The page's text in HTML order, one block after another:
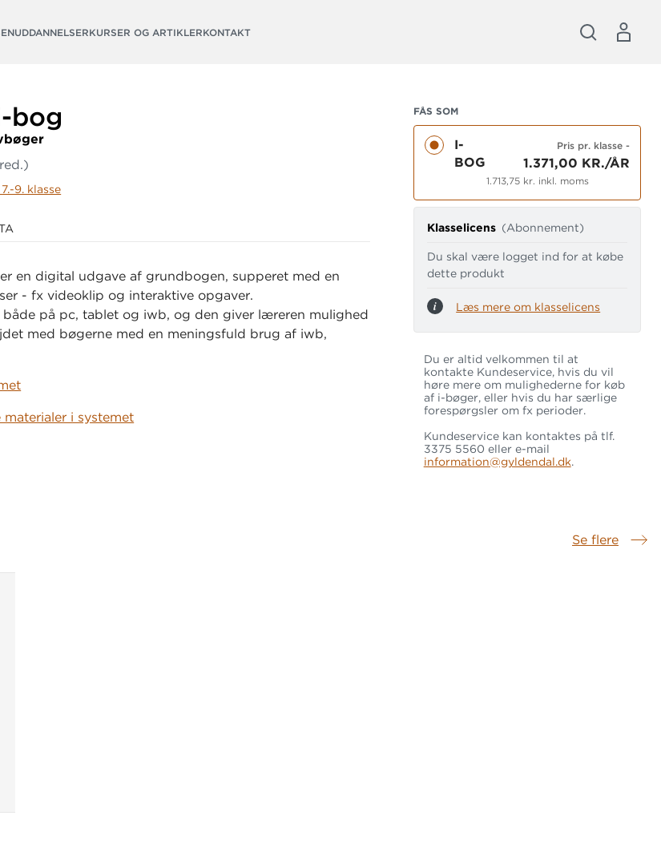
KURSER OG ARTIKLERKONTAKT
bog
9. klasse
en digital udgave af grundbogen, supperet med en
- fx videoklip og interaktive opgaver.
på pc, tablet og iwb, og den giver læreren mulighed
med bøgerne med en meningsfuld brug af iwb,
materialer i systemet
FÅS SOM
I-
BOG
Pris pr. klasse -
1.371,00 KR./ÅR
1.713,75 kr. inkl. moms
Klasselicens (Abonnement)
Du skal være logget ind for at købe
dette produkt
Læs mere om klasselicens
Du er altid velkommen til at
kontakte Kundeservice, hvis du vil
høre mere om mulighederne for køb
af i-bøger, eller hvis du har særlige
forespørgsler om fx perioder.
Kundeservice kan kontaktes på tlf.
3375 5560 eller e-mail
information@gyldendal.dk.
Se flere
Samme serie